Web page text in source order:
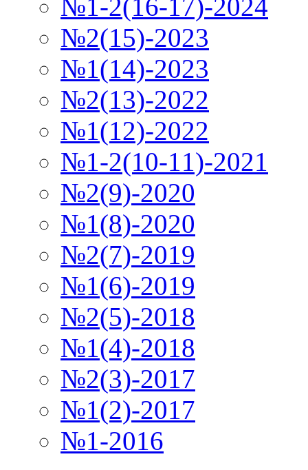
№1-2(16-17)-2024
№2(15)-2023
№1(14)-2023
№2(13)-2022
№1(12)-2022
№1-2(10-11)-2021
№2(9)-2020
№1(8)-2020
№2(7)-2019
№1(6)-2019
№2(5)-2018
№1(4)-2018
№2(3)-2017
№1(2)-2017
№1-2016